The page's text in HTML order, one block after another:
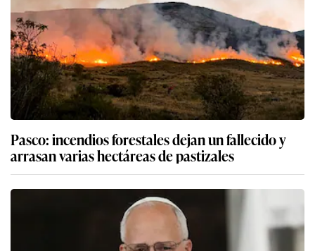
Pasco: incendios forestales dejan un fallecido y
arrasan varias hectáreas de pastizales